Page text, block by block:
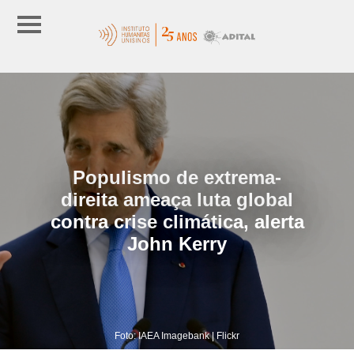
Populismo de extrema-
direita ameaça luta global
contra crise climática, alerta
John Kerry
Foto: IAEA Imagebank | Flickr